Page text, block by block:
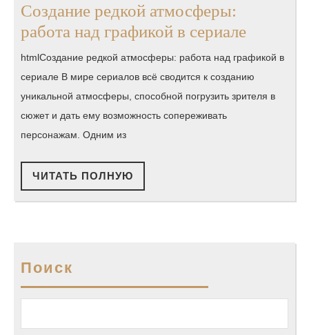
Создание редкой атмосферы:
работа над графикой в сериале
редкой
работа
htmlСоздание редкой атмосферы: работа над графикой в
сериале В мире сериалов всё сводится к созданию
уникальной атмосферы, способной погрузить зрителя в
сюжет и дать ему возможность сопереживать
персонажам. Одним из
ЧИТАТЬ ПОЛНУЮ
ПОЛНУЮ
Поиск